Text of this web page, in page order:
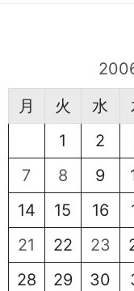
月
火 水
1
2
7
8 9
14
15 16
21
22 23
28
29 30